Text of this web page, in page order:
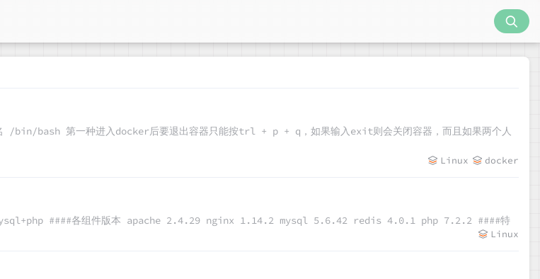
bash 第一种进入docker后要退出容器只能按trl + p + q，如果输入exit则会关闭容器，而且如果两个人
Linux docker
####各组件版本 apache 2.4.29 nginx 1.14.2 mysql 5.6.42 redis 4.0.1 php 7.2.2 ####特
Linux